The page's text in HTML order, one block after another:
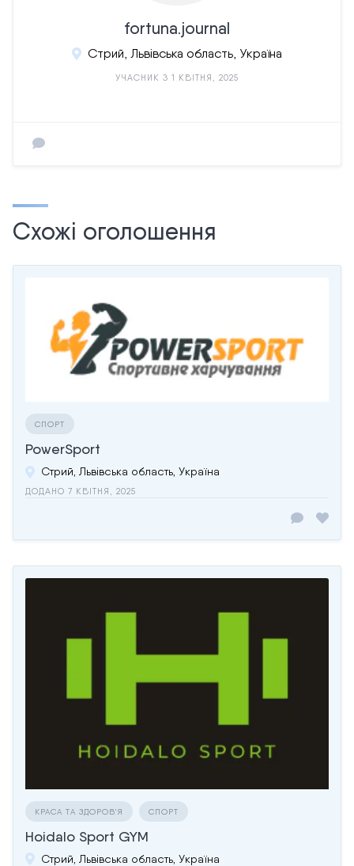
fortuna.journal
Стрий, Львівська область, Україна
УЧАСНИК З 1 КВІТНЯ, 2025
Схожі оголошення
СПОРТ
PowerSport
Стрий, Львівська область, Україна
ДОДАНО 7 КВІТНЯ, 2025
КРАСА ТА ЗДОРОВ'Я СПОРТ
Hoidalo Sport GYM
Стрий, Львівська область, Україна